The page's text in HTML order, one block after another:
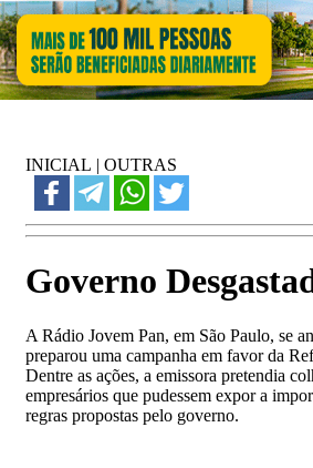
INICIAL | OUTRAS
Governo
A Rádio Jovem Pan, em São Paulo, se
preparou uma campanha em favor da
Dentre as ações, a emissora pretendia
empresários que pudessem expor a
regras propostas pelo governo.